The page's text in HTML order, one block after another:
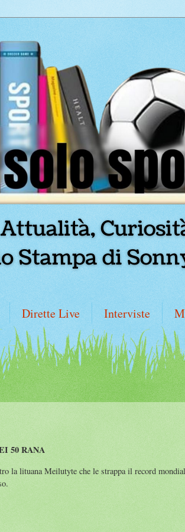
Dirette Live Interviste
50 RANA
la lituana Meilutyte che le strappa il record